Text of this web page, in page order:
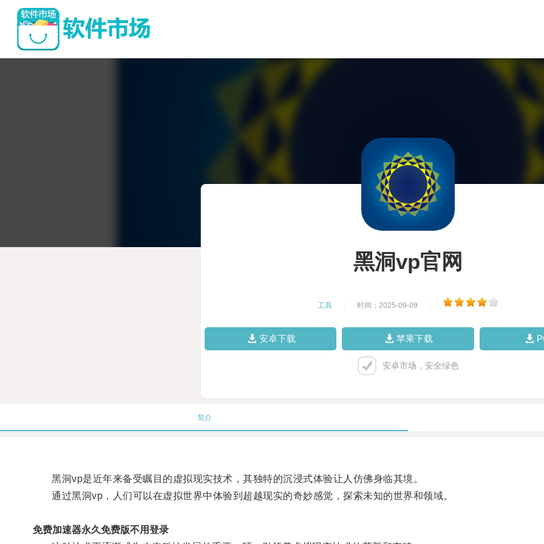
黑洞vp官网
工具 时间：2025-09-09
安卓下载 苹果下载
安卓市场，安全绿色
简介
黑洞vp是近年来备受瞩目的虚拟现实技术，其独特的沉浸式体验让人仿佛身临其境。
通过黑洞vp，人们可以在虚拟世界中体验到超越现实的奇妙感觉，探索未知的世界和领域。
免费加速器永久免费版不用登录